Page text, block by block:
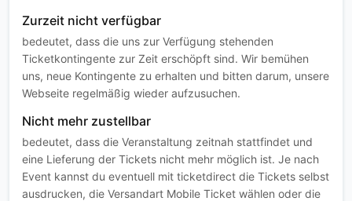
Zurzeit nicht verfügbar
bedeutet, dass die uns zur Verfügung stehenden
Ticketkontingente zur Zeit erschöpft sind. Wir bemühen
uns, neue Kontingente zu erhalten und bitten darum, unsere
Webseite regelmäßig wieder aufzusuchen.
Nicht mehr zustellbar
bedeutet, dass die Veranstaltung zeitnah stattfindet und
eine Lieferung der Tickets nicht mehr möglich ist. Je nach
Event kannst du eventuell mit ticketdirect die Tickets selbst
ausdrucken, die Versandart Mobile Ticket wählen oder die